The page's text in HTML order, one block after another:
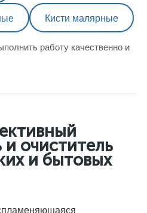
Кисти малярные
работу качественно и
и очиститель
и бытовых